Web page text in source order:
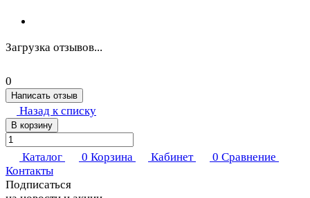
Загрузка отзывов...
0
Написать отзыв
Назад к списку
В корзину
Каталог 0 Корзина Кабинет 0 Сравнение
Контакты
Подписаться